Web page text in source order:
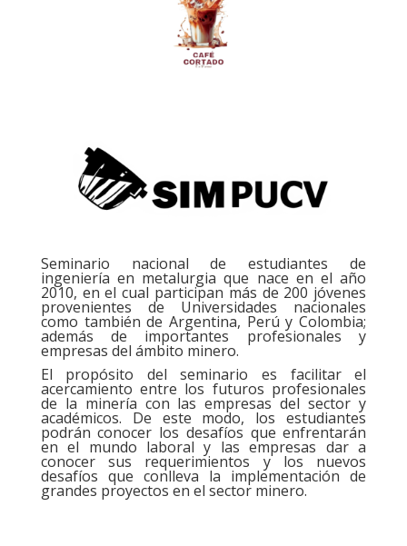
Seminario nacional de estudiantes de
ingeniería en metalurgia que nace en el año
2010, en el cual participan más de 200 jóvenes
provenientes de Universidades nacionales
como también de Argentina, Perú y Colombia;
además de importantes profesionales y
empresas del ámbito minero.
El propósito del seminario es facilitar el
acercamiento entre los futuros profesionales
de la minería con las empresas del sector y
académicos. De este modo, los estudiantes
podrán conocer los desafíos que enfrentarán
en el mundo laboral y las empresas dar a
conocer sus requerimientos y los nuevos
desafíos que conlleva la implementación de
grandes proyectos en el sector minero.